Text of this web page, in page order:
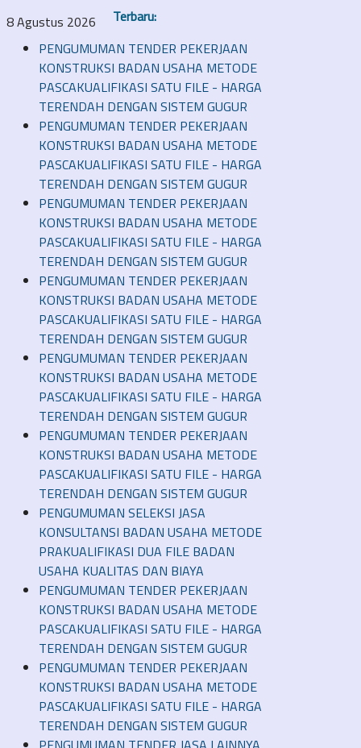
8 Agustus 2026
Terbaru:
PENGUMUMAN TENDER PEKERJAAN
KONSTRUKSI BADAN USAHA METODE
PASCAKUALIFIKASI SATU FILE - HARGA
TERENDAH DENGAN SISTEM GUGUR
PENGUMUMAN TENDER PEKERJAAN
KONSTRUKSI BADAN USAHA METODE
PASCAKUALIFIKASI SATU FILE - HARGA
TERENDAH DENGAN SISTEM GUGUR
PENGUMUMAN TENDER PEKERJAAN
KONSTRUKSI BADAN USAHA METODE
PASCAKUALIFIKASI SATU FILE - HARGA
TERENDAH DENGAN SISTEM GUGUR
PENGUMUMAN TENDER PEKERJAAN
KONSTRUKSI BADAN USAHA METODE
PASCAKUALIFIKASI SATU FILE - HARGA
TERENDAH DENGAN SISTEM GUGUR
PENGUMUMAN TENDER PEKERJAAN
KONSTRUKSI BADAN USAHA METODE
PASCAKUALIFIKASI SATU FILE - HARGA
TERENDAH DENGAN SISTEM GUGUR
PENGUMUMAN TENDER PEKERJAAN
KONSTRUKSI BADAN USAHA METODE
PASCAKUALIFIKASI SATU FILE - HARGA
TERENDAH DENGAN SISTEM GUGUR
PENGUMUMAN SELEKSI JASA
KONSULTANSI BADAN USAHA METODE
PRAKUALIFIKASI DUA FILE BADAN
USAHA KUALITAS DAN BIAYA
PENGUMUMAN TENDER PEKERJAAN
KONSTRUKSI BADAN USAHA METODE
PASCAKUALIFIKASI SATU FILE - HARGA
TERENDAH DENGAN SISTEM GUGUR
PENGUMUMAN TENDER PEKERJAAN
KONSTRUKSI BADAN USAHA METODE
PASCAKUALIFIKASI SATU FILE - HARGA
TERENDAH DENGAN SISTEM GUGUR